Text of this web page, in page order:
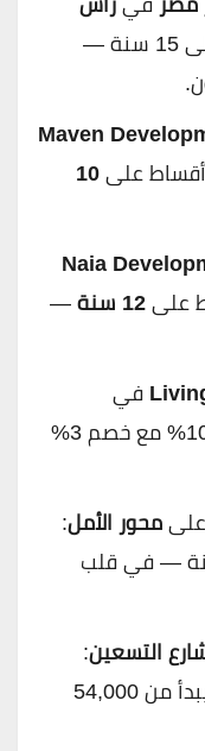
: مقدم 5% وأقساط على 15 سنة —
Maven
على10
Naia
على12 سنة
—
في
: مقدم 10% مع خصم 3%
علىمحور الأمل:
وأقساط على 12 سنة — في قلب
التسعين:
وحدات تسليم فوري — السعر يبدأ من 54,000